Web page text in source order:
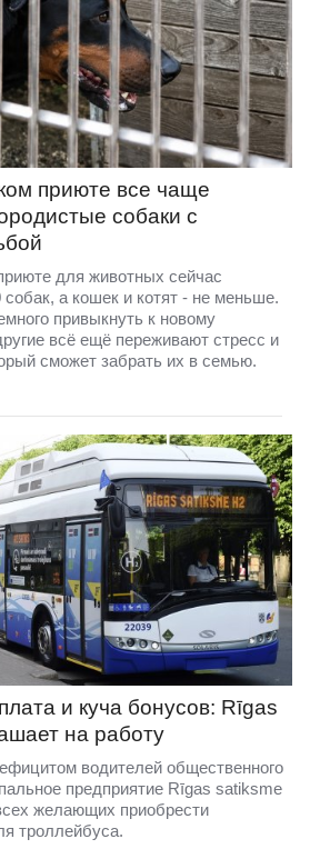
приюте всe чаще
собаки с
для животных сейчас
собак, а кошек и котят - не меньше.
привыкнуть к новому
всё ещё переживают стресс и
сможет забрать их в семью.
и куча бонусов: Rīgas
на работу
водителей общественного
предприятие Rīgas satiksme
желающих приобрести
троллейбуса.